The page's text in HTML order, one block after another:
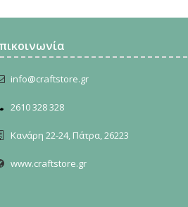
info@craftstore.gr
2610 328 328
Κανάρη 22-24, Πάτρα, 26223
www.craftstore.gr